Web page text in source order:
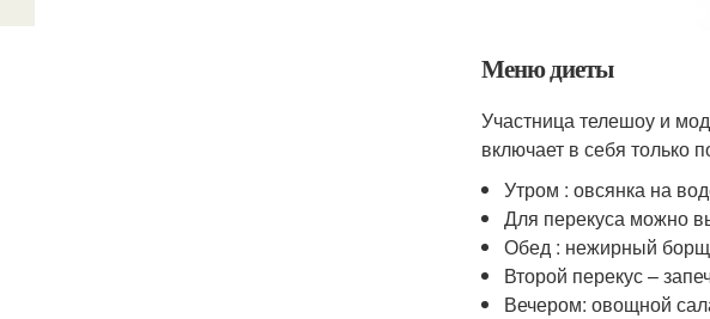
Меню диеты
Участница телешоу и
включает в себя
Утром : овсянка на
Для перекуса можно
Обед : нежирный
Второй перекус –
Вечером: овощной